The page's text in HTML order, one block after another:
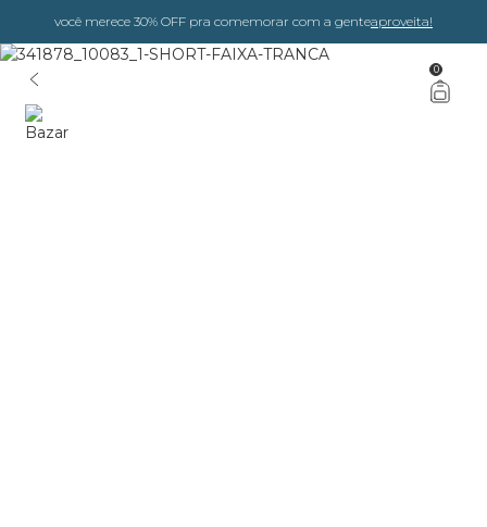
você merece 30% OFF pra comemorar com a genteaproveita!
0